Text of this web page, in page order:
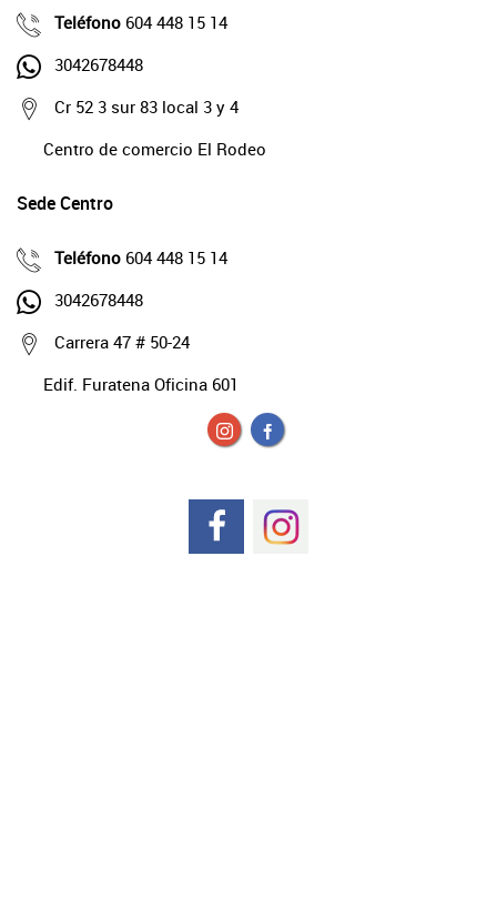
Teléfono 604 448 15 14
3042678448
Cr 52 3 sur 83 local 3 y 4
Centro de comercio El Rodeo
Sede Centro
Teléfono 604 448 15 14
3042678448
Carrera 47 # 50-24
Edif. Furatena Oficina 601